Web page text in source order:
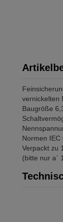
vernickelten
Baugröße
Normen
Verpackt zu
(bitte nur a´